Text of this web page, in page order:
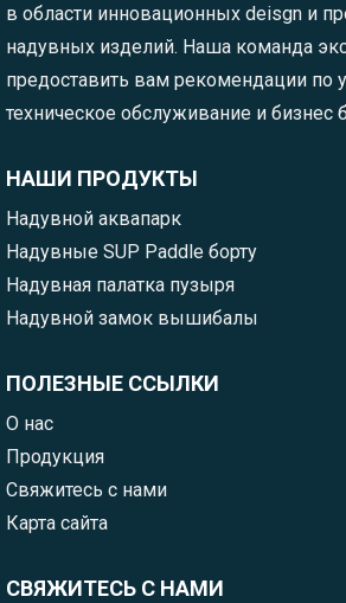
в области инновационных deisgn и
надувных изделий. Наша команда
предоставить вам рекомендации по
техническое обслуживание и бизнес
НАШИ ПРОДУКТЫ
Надувной аквапарк
Надувные SUP Paddle борту
Надувная палатка пузыря
Надувной замок вышибалы
ПОЛЕЗНЫЕ ССЫЛКИ
О нас
Продукция
Свяжитесь с нами
Карта сайта
СВЯЖИТЕСЬ С НАМИ